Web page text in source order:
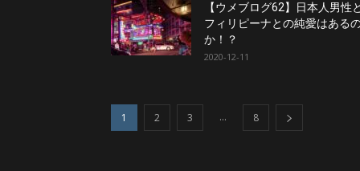
【ウメブログ62】日本人男性
フィリピーナとの純愛はある
か！？
2020-12-11
1 2 3 ... 8